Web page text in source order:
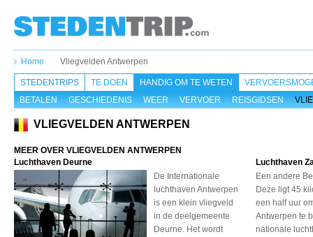
Home Vliegvelden Antwerpen
STEDENTRIPS TE DOEN
HANDIG OM TE WETEN
BETALEN
GESCHIEDENIS WEER VERVOER REISGIDSEN
VLIEGVELDEN ANTWERPEN
MEER OVER VLIEGVELDEN ANTWERPEN
Luchthaven Deurne
De Internationale
luchthaven Antwerpen
is een klein vliegveld
in de deelgemeente
Deurne. Het wordt
Luchthaven
Een andere
Deze ligt 45
een half uur
Antwerpen te
nationale